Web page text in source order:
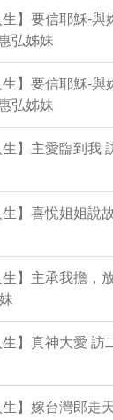
】要信耶穌-與
弘姊妹
】要信耶穌-與
弘姊妹
】主愛臨到我
】喜悅姐姐說
】主承我擔，
】真神大愛 訪
】嫁台灣郎走